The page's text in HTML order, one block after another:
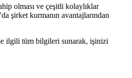
olması ve çeşitli kolaylıklar
şirket kurmanın avantajlarından
ilgili tüm bilgileri sunarak, işinizi